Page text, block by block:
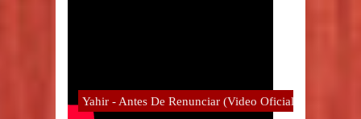
Yahir - Antes De Renunciar (Video Oficial)